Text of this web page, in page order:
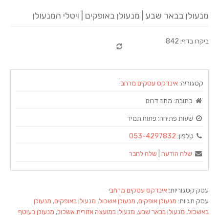
מנעולן בבאר שבע | מנעולן באופקים | ויטלי המנעולן
ביקרו בדף: 842
קטגוריה:אינדקס עסקים מרחבי
כתובת: מחוז דרום
שעות פתיחה: פתוח תמיד
טלפון: 053-4297832
שלח הודעה שלח לחבר
עסק קטגוריות:אינדקס עסקים מרחבי
עסק תגיות: מנעולן אופקים, מנעולן אשכול, מנעולן באופקים, מנעולן
באשכול, מנעולן בבאר שבע, מנעולן במועצה אזורית אשכול, מנעולן בעוטף